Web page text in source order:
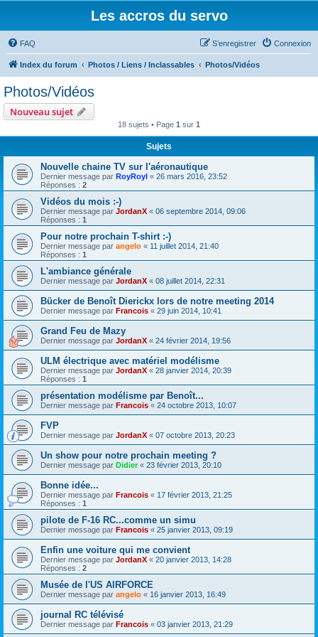
Les accros du servo
FAQ Connexion
S’enregistrer
Index du forum Photos / Liens / Inclassables Photos/Vidéos
Photos/Vidéos
Nouveau sujet
18 sujets • Page 1 sur 1
Sujets
Nouvelle chaine TV sur l'aéronautique
Dernier message par RoyRoyl « 26 mars 2016, 23:52
Réponses : 2
Vidéos du mois :-)
Dernier message par JordanX « 06 septembre 2014, 09:06
Réponses : 1
Pour notre prochain T-shirt :-)
Dernier message par angelo « 11 juillet 2014, 21:40
Réponses : 1
L'ambiance générale
Dernier message par JordanX « 08 juillet 2014, 22:31
Bücker de Benoît Dierickx lors de notre meeting 2014
Dernier message par Francois « 29 juin 2014, 10:41
Grand Feu de Mazy
Dernier message par JordanX « 24 février 2014, 19:56
ULM électrique avec matériel modélisme
Dernier message par JordanX « 28 janvier 2014, 20:39
Réponses : 1
présentation modélisme par Benoît...
Dernier message par Francois « 24 octobre 2013, 10:07
FVP
Dernier message par JordanX « 07 octobre 2013, 20:23
Un show pour notre prochain meeting ?
Dernier message par Didier « 23 février 2013, 20:10
Bonne idée...
Dernier message par Francois « 17 février 2013, 21:25
Réponses : 1
pilote de F-16 RC...comme un simu
Dernier message par Francois « 25 janvier 2013, 09:19
Enfin une voiture qui me convient
Dernier message par JordanX « 20 janvier 2013, 14:28
Réponses : 2
Musée de l'US AIRFORCE
Dernier message par angelo « 16 janvier 2013, 16:49
journal RC télévisé
Dernier message par Francois « 03 janvier 2013, 21:29